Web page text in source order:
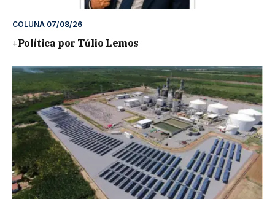
COLUNA 07/08/26
+Política por Túlio Lemos